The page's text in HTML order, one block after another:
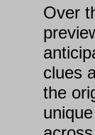
Over
clues
the